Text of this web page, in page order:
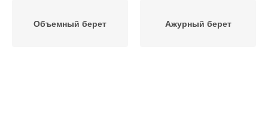
Объемный берет Ажурный берет